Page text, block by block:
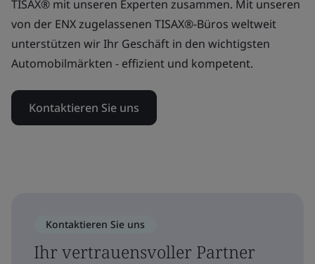
TISAX® mit unseren Experten zusammen. Mit unseren
von der ENX zugelassenen TISAX®-Büros weltweit
unterstützen wir Ihr Geschäft in den wichtigsten
Automobilmärkten - effizient und kompetent.
Kontaktieren Sie uns
Kontaktieren Sie uns
Ihr vertrauensvoller Partner